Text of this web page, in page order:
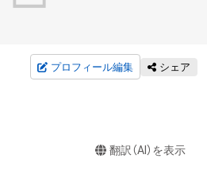
プロフィール編集 シェア
翻訳（AI）を表示